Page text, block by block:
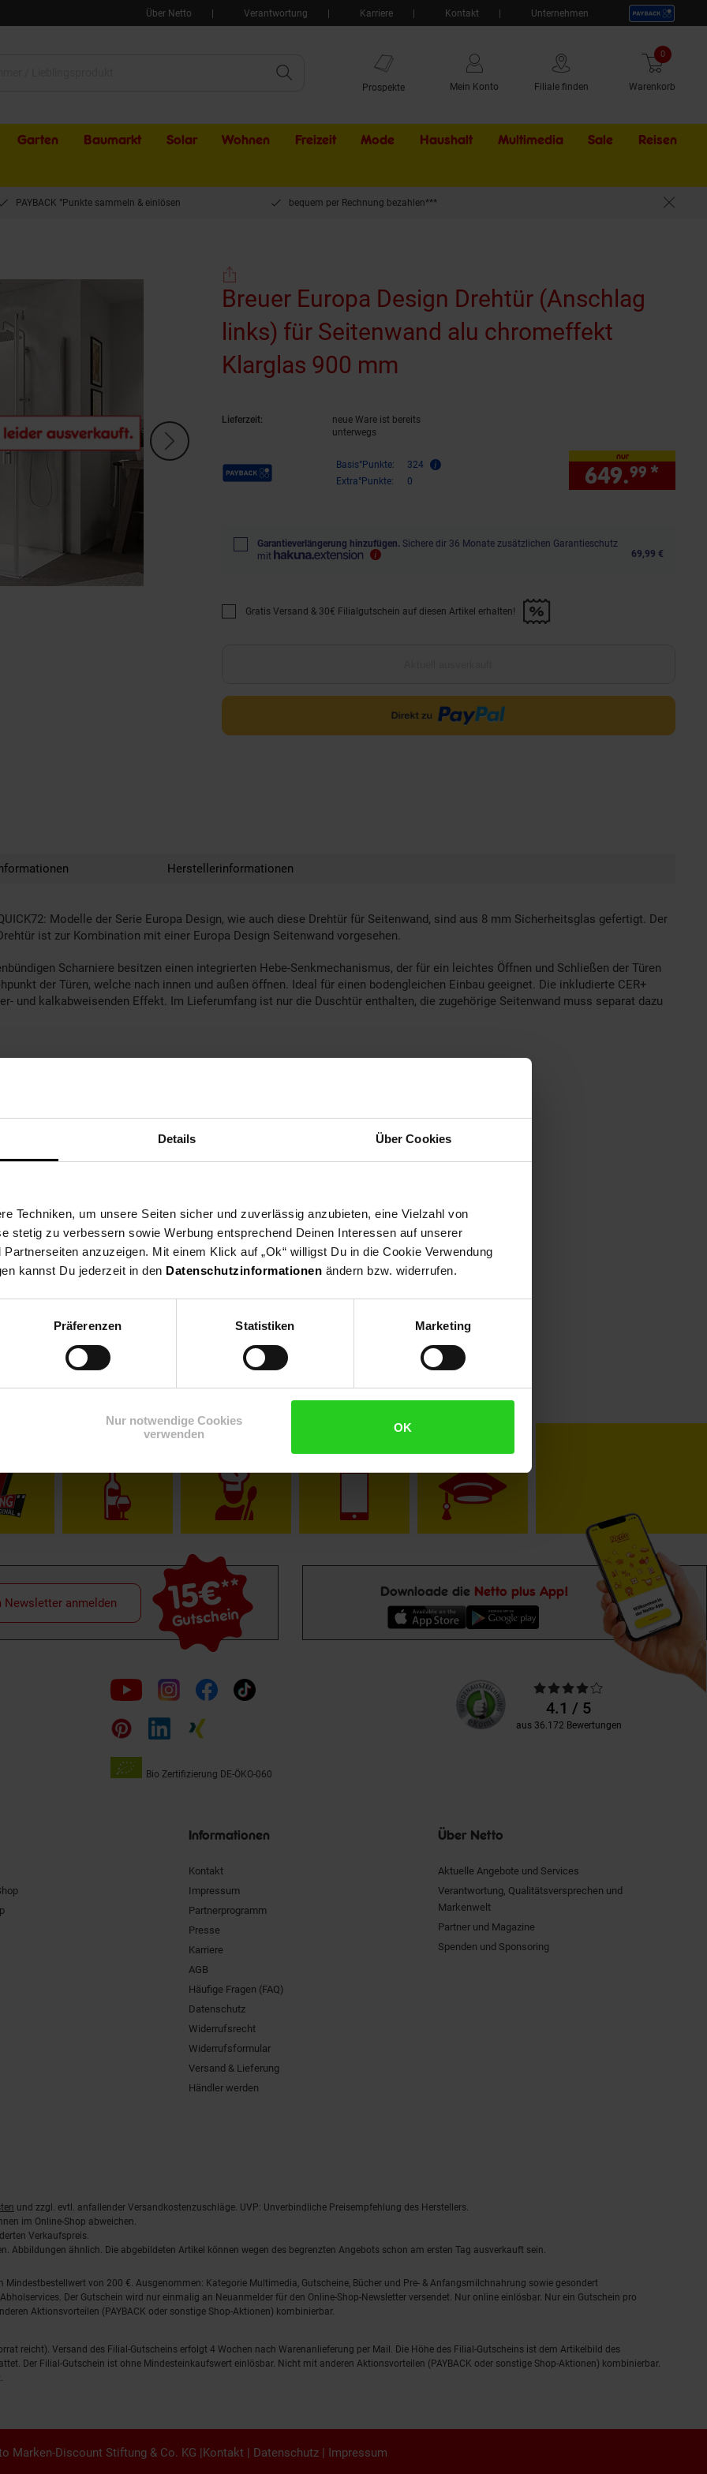
Details Über Cookies
Techniken, um unsere Seiten sicher und zuverlässig anzubieten, eine Vielzahl von
stetig zu verbessern sowie Werbung entsprechend Deinen Interessen auf unserer
anzuzeigen. Mit einem Klick auf „Ok“ willigst Du in die Cookie Verwendung
kannst Du jederzeit in den Datenschutzinformationen ändern bzw. widerrufen.
Präferenzen Statistiken Marketing
Nur notwendige Cookies
verwenden
OK
Über Netto Verantwortung Karriere Kontakt Unternehmen
Prospekte Mein Konto Filiale finden Warenkorb
0 Artikel
Garten Baumarkt Solar Wohnen Freizeit Mode Haushalt Multimedia Sale Externer
Reisen
PAYBACK °Punkte sammeln & einlösen bequem per Rechnung bezahlen***
Breuer Europa Design Drehtür (Anschlag
links) für Seitenwand alu chromeffekt
Klarglas 900 mm
Lieferzeit:
neue Ware ist bereits
unterwegs
Payback Punkte Basis°Punkte:
324
Extra°Punkte:
0
nur
649.99 *
Garantieverlängerung hinzufügen. Sichere dir 36 Monate zusätzlichen Garantieschutz
mit
69,99 €
Promotion "Gratis Versand &amp; 30€ Filialgutschein auf diesen Artikel erhalten!" anwenden
Gratis Versand & 30€ Filialgutschein auf diesen Artikel erhalten!
Herstellerinformationen
Modelle der Serie Europa Design, wie auch diese Drehtür für Seitenwand, sind aus 8 mm Sicherheitsglas gefertigt. Der
ist zur Kombination mit einer Europa Design Seitenwand vorgesehen.
Scharniere besitzen einen integrierten Hebe-Senkmechanismus, der für ein leichtes Öffnen und Schließen der Türen
der Türen, welche nach innen und außen öffnen. Ideal für einen bodengleichen Einbau geeignet. Die inkludierte CER+
und kalkabweisenden Effekt. Im Lieferumfang ist nur die Duschtür enthalten, die zugehörige Seitenwand muss separat dazu
Rezeptwelt
15€**
Gutschein
Newsletter anmelden
Downloade die Netto plus App!
Folge
uns
auf
Bio Zertifizierung DE-ÖKO-060
Unsere
Kundenbewertungen
Durchschnittliche
Bewertungen4.1 / 5
aus 36.172 Bewertungen
Informationen
Kontakt
Impressum
Partnerprogramm
Presse
Karriere
AGB
Häufige Fragen (FAQ)
Datenschutz
Widerrufsrecht
Widerrufsformular
Versand & Lieferung
Händler werden
Über Netto
Aktuelle Angebote und Services
Verantwortung, Qualitätsversprechen und
Markenwelt
Partner und Magazine
Spenden und Sponsoring
und zzgl. evtl. anfallender Versandkostenzuschläge. UVP: Unverbindliche Preisempfehlung des Herstellers.
im Online-Shop abweichen.
Verkaufspreis.
Abbildungen ähnlich. Die abgebildeten Artikel können wegen des begrenzten Angebots schon am ersten Tag ausverkauft sein.
von 200 €. Ausgenommen: Kategorie Multimedia, Gutscheine, Bücher und Pre- & Anfangsmilchnahrung sowie gesondert
Der Gutschein wird nur einmalig an Neuanmelder für den Online-Shop-Newsletter versendet. Nur online einlösbar. Nur ein Gutschein pro
Aktionsvorteilen (PAYBACK oder sonstige Shop-Aktionen) kombinierbar.
reicht). Versand des Filial-Gutscheins erfolgt 4 Wochen nach Warenanlieferung per Mail. Die Höhe des Filial-Gutscheins ist dem Artikelbild des
Der Filial-Gutschein ist ohne Mindesteinkaufswert einlösbar. Nicht mit anderen Aktionsvorteilen (PAYBACK oder sonstige Shop-Aktionen) kombinierbar.
Marken-Discount Stiftung & Co. KG |Kontakt | Datenschutz| Impressum